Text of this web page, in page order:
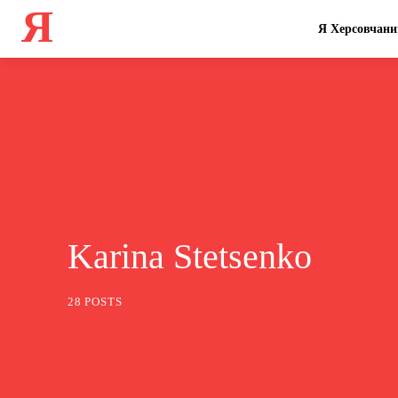
Я Я
Karina Stetsenko
28 POSTS